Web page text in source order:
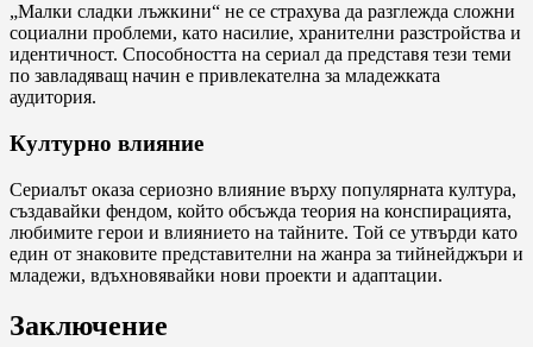
„Малки сладки лъжкини“ не се страхува да разглежда сложни
социални проблеми, като насилие, хранителни разстройства и
идентичност. Способността на сериал да представя тези теми
по завладяващ начин е привлекателна за младежката
аудитория.
Културно влияние
Сериалът оказа сериозно влияние върху популярната култура,
създавайки фендом, който обсъжда теория на конспирацията,
любимите герои и влиянието на тайните. Той се утвърди като
един от знаковите представителни на жанра за тийнейджъри и
младежи, вдъхновявайки нови проекти и адаптации.
Заключение